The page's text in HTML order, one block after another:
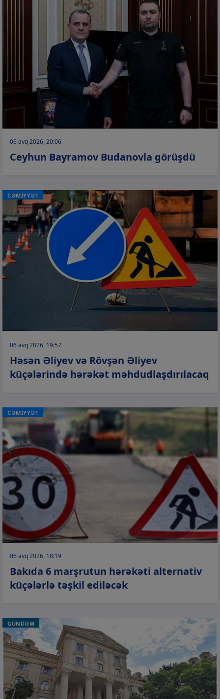
06 avq 2026, 20:06
Ceyhun Bayramov Budanovla görüşdü
CƏMİYYƏT
06 avq 2026, 19:57
Həsən Əliyev və Rövşən Əliyev
küçələrində hərəkət məhdudlaşdırılacaq
CƏMİYYƏT
06 avq 2026, 18:19
Bakıda 6 marşrutun hərəkəti alternativ
küçələrlə təşkil ediləcək
GÜNDƏM